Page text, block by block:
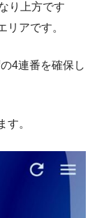
り上方です
リアです。
4連番を確保し
す。